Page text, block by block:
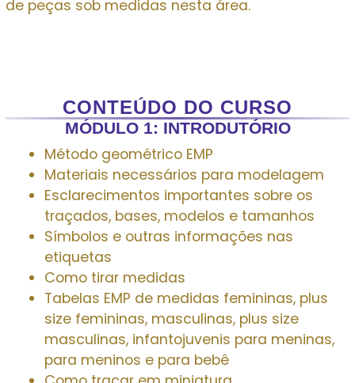
de peças sob medidas nesta área.
CONTEÚDO DO CURSO
MÓDULO 1: INTRODUTÓRIO
Método geométrico EMP
Materiais necessários para modelagem
Esclarecimentos importantes sobre os
traçados, bases, modelos e tamanhos
Símbolos e outras informações nas
etiquetas
Como tirar medidas
Tabelas EMP de medidas femininas, plus
size femininas, masculinas, plus size
masculinas, infantojuvenis para meninas,
para meninos e para bebê